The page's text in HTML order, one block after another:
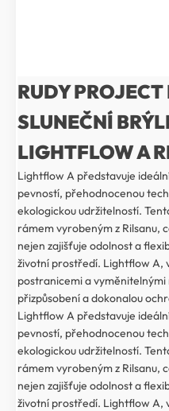
RUDY
SLUNEČNÍ
LIGHTFLOW A
Lightflow A představuje
pevností, přehodnocenou
ekologickou udržitelností.
rámem vyrobeným z Rilsanu,
nejen zajišťuje odolnost a
životní prostředí. Lightflow A,
postranicemi a
přizpůsobení a dokonalou
Lightflow A představuje
pevností, přehodnocenou
ekologickou udržitelností.
rámem vyrobeným z Rilsanu,
nejen zajišťuje odolnost a
životní prostředí. Lightflow A,